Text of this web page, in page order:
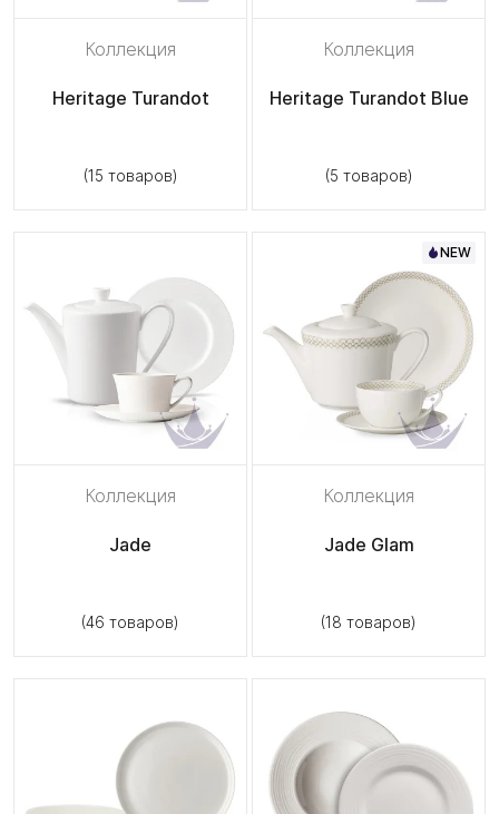
Коллекция
Heritage Turandot
(15 товаров)
Коллекция
Heritage Turandot Blue
(5 товаров)
Коллекция
Jade
(46 товаров)
NEW
Коллекция
Jade Glam
(18 товаров)